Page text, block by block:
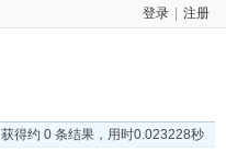
登录 注册
获得约 0 条结果，用时0.023228秒